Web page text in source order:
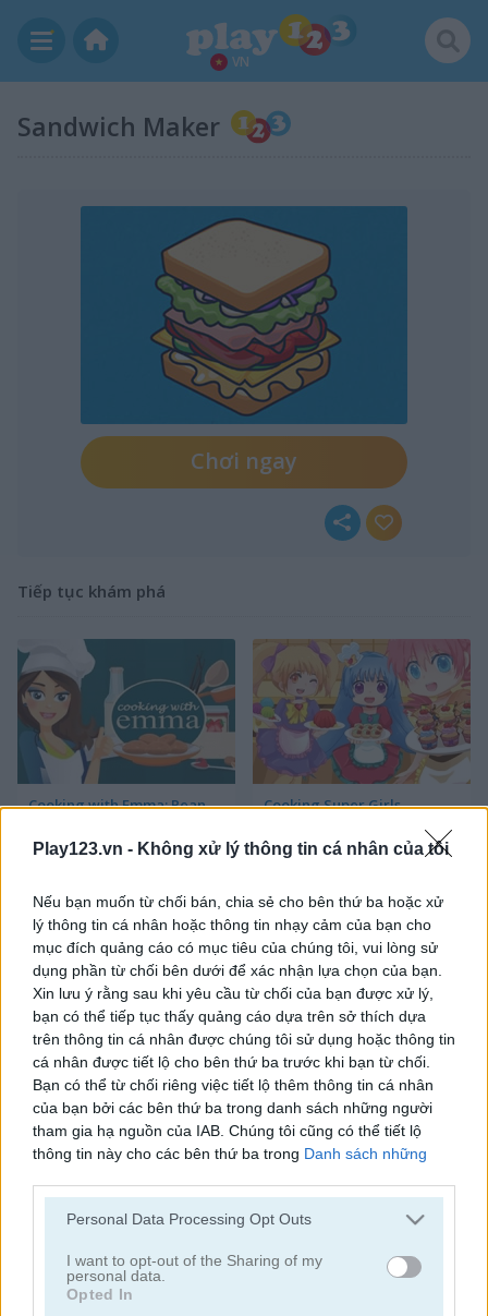
Play123.vn - Không xử lý thông tin cá nhân của tôi
Nếu bạn muốn từ chối bán, chia sẻ cho bên thứ ba hoặc xử
lý thông tin cá nhân hoặc thông tin nhạy cảm của bạn cho
mục đích quảng cáo có mục tiêu của chúng tôi, vui lòng sử
dụng phần từ chối bên dưới để xác nhận lựa chọn của bạn.
Xin lưu ý rằng sau khi yêu cầu từ chối của bạn được xử lý,
bạn có thể tiếp tục thấy quảng cáo dựa trên sở thích dựa
trên thông tin cá nhân được chúng tôi sử dụng hoặc thông tin
cá nhân được tiết lộ cho bên thứ ba trước khi bạn từ chối.
Bạn có thể từ chối riêng việc tiết lộ thêm thông tin cá nhân
của bạn bởi các bên thứ ba trong danh sách những người
tham gia hạ nguồn của IAB. Chúng tôi cũng có thể tiết lộ
thông tin này cho các bên thứ ba trong Danh sách những
lộ thêm thông tin này cho các bên thứ ba khác.
services and may gather and store information including but
not limited to your visit or usage behaviour. You may click to
grant or deny consent to Google and its third-party tags to
Personal Data Processing Opt Outs
I want to opt-out of the Sharing of my
personal data.
Opted In
VN
Sandwich Maker
Chơi ngay
Tiếp tục khám phá
Cooking with Emma: Peanut Butter Cookies Cooking Super Girls
Cooking with Emma: Tasty Vegetable Lasagna
Cooking with Emma: Baked Apples Vegan Creamy Ice